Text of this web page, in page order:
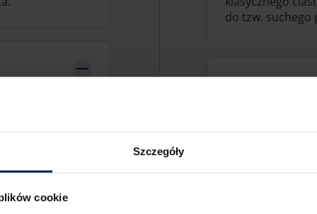
Szczegóły
cookie
Decydując
po olej
się
ale i do
do tzw. suchego
Sposób
Wszystkie
w
w lodówce
działanie